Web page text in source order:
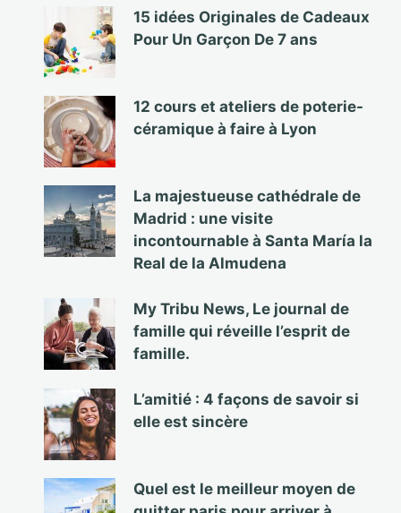
15 idées Originales de Cadeaux
Pour Un Garçon De 7 ans
12 cours et ateliers de poterie-
céramique à faire à Lyon
La majestueuse cathédrale de
Madrid : une visite
incontournable à Santa María la
Real de la Almudena
My Tribu News, Le journal de
famille qui réveille l’esprit de
famille.
L’amitié : 4 façons de savoir si
elle est sincère
Quel est le meilleur moyen de